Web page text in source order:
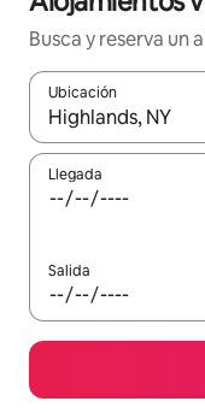
Busca y reserva un
Ubicación
Cuando los
Llegada
Salida